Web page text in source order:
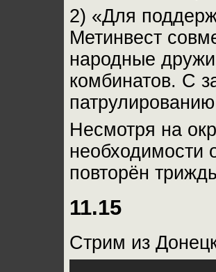
2) «Для
Метинвест
народные
комбинатов. С
Несмотря на
необходимости
повторён
11.15
Стрим из